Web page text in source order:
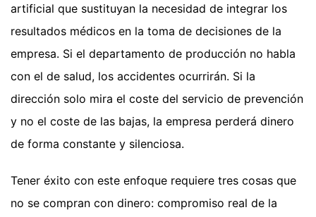
artificial que sustituyan la necesidad de integrar los
resultados médicos en la toma de decisiones de la
empresa. Si el departamento de producción no habla
con el de salud, los accidentes ocurrirán. Si la
dirección solo mira el coste del servicio de prevención
y no el coste de las bajas, la empresa perderá dinero
de forma constante y silenciosa.
Tener éxito con este enfoque requiere tres cosas que
no se compran con dinero: compromiso real de la